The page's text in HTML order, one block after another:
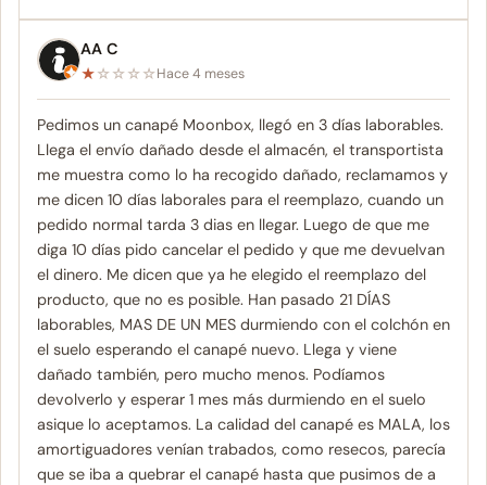
AA C
★☆☆☆☆Hace 4 meses
Pedimos un canapé Moonbox, llegó en 3 días laborables.
Llega el envío dañado desde el almacén, el transportista
me muestra como lo ha recogido dañado, reclamamos y
me dicen 10 días laborales para el reemplazo, cuando un
pedido normal tarda 3 dias en llegar. Luego de que me
diga 10 días pido cancelar el pedido y que me devuelvan
el dinero. Me dicen que ya he elegido el reemplazo del
producto, que no es posible. Han pasado 21 DÍAS
laborables, MAS DE UN MES durmiendo con el colchón en
el suelo esperando el canapé nuevo. Llega y viene
dañado también, pero mucho menos. Podíamos
devolverlo y esperar 1 mes más durmiendo en el suelo
asique lo aceptamos. La calidad del canapé es MALA, los
amortiguadores venían trabados, como resecos, parecía
que se iba a quebrar el canapé hasta que pusimos de a